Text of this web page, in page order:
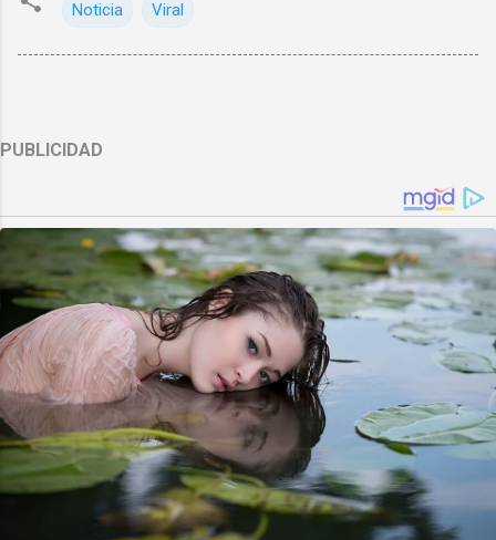
Noticia Viral
PUBLICIDAD